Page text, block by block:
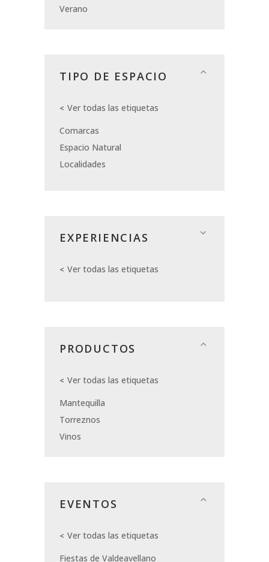
Verano
TIPO DE ESPACIO
Ver todas las etiquetas
Comarcas
Espacio Natural
Localidades
EXPERIENCIAS
Ver todas las etiquetas
PRODUCTOS
Ver todas las etiquetas
Mantequilla
Torreznos
Vinos
EVENTOS
Ver todas las etiquetas
Fiestas de Valdeavellano